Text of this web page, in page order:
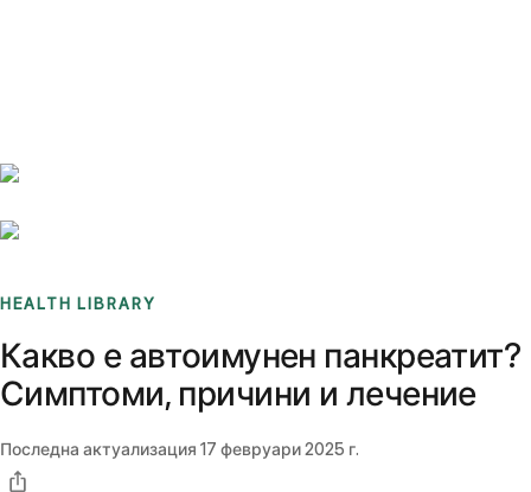
HEALTH LIBRARY
Какво е автоимунен панкреатит?
Симптоми, причини и лечение
Последна актуализация 17 февруари 2025 г.